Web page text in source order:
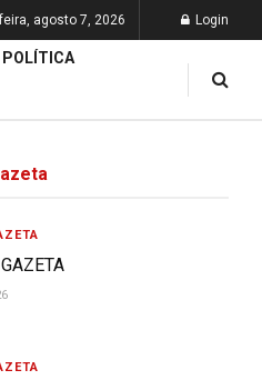
agosto 7, 2026 Login
POLÍTICA